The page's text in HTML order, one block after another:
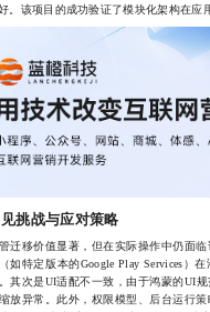
。该项目的成功验证了模块化架构在应
挑战与应对策略
移价值显著，但在实际操作中仍面临
如特定版本的Google Play Services）
其次是UI适配不一致，由于鸿蒙的UI
放异常。此外，权限模型、后台运行